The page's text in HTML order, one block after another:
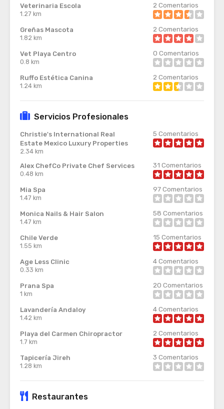
Veterinaria Escola
1.27 km
2 Comentarios
Greñas Mascota
1.82 km
2 Comentarios
Vet Playa Centro
0.8 km
0 Comentarios
Ruffo Estética Canina
1.24 km
2 Comentarios
Servicios Profesionales
Christie's International Real
Estate Mexico Luxury Properties
2.34 km
5 Comentarios
Alex ChefCo Private Chef Services
0.48 km
31 Comentarios
Mia Spa
1.47 km
97Comentarios
Monica Nails & Hair Salon
1.47 km
58 Comentarios
Chile Verde
1.55 km
15 Comentarios
Age Less Clinic
0.33 km
4Comentarios
Prana Spa
1 km
20 Comentarios
Lavandería Andaloy
1.42 km
4Comentarios
Playa del Carmen Chiropractor
1.7 km
2 Comentarios
Tapicería Jireh
1.28 km
3 Comentarios
Restaurantes